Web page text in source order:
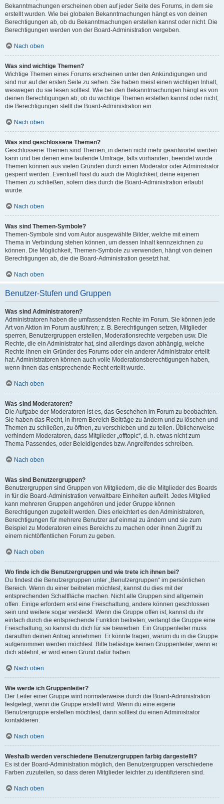
Bekanntmachungen erscheinen oben auf jeder Seite des Forums, in dem sie
erstellt wurden. Wie bei globalen Bekanntmachungen hängt es von deinen
Berechtigungen ab, ob du Bekanntmachungen erstellen kannst oder nicht. Die
Berechtigungen werden von der Board-Administration vergeben.
Nach oben
Was sind wichtige Themen?
Wichtige Themen eines Forums erscheinen unter den Ankündigungen und
sind nur auf der ersten Seite zu sehen. Sie haben meist einen wichtigen Inhalt,
weswegen du sie lesen solltest. Wie bei den Bekanntmachungen hängt es von
deinen Berechtigungen ab, ob du wichtige Themen erstellen kannst oder nicht;
die Berechtigungen stellt die Board-Administration ein.
Nach oben
Was sind geschlossene Themen?
Geschlossene Themen sind Themen, in denen nicht mehr geantwortet werden
kann und bei denen eine laufende Umfrage, falls vorhanden, beendet wurde.
Themen können aus vielen Gründen durch einen Moderator oder Administrator
gesperrt werden. Eventuell hast du auch die Möglichkeit, deine eigenen
Themen zu schließen, sofern dies durch die Board-Administration erlaubt
wurde.
Nach oben
Was sind Themen-Symbole?
Themen-Symbole sind vom Autor ausgewählte Bilder, welche mit einem
Thema in Verbindung stehen können, um dessen Inhalt kennzeichnen zu
können. Die Möglichkeit, Themen-Symbole zu verwenden, hängt von deinen
Berechtigungen ab, die die Board-Administration gesetzt hat.
Nach oben
Benutzer-Stufen und Gruppen
Was sind Administratoren?
Administratoren haben die umfassendsten Rechte im Forum. Sie können jede
Art von Aktion im Forum ausführen; z. B. Berechtigungen setzen, Mitglieder
sperren, Benutzergruppen erstellen, Moderationsrechte vergeben usw. Die
Rechte, die ein Administrator hat, sind allerdings davon abhängig, welche
Rechte ihnen ein Gründer des Forums oder ein anderer Administrator erteilt
hat. Administratoren können auch volle Moderationsberechtigungen haben,
wenn ihnen das entsprechende Recht erteilt wurde.
Nach oben
Was sind Moderatoren?
Die Aufgabe der Moderatoren ist es, das Geschehen im Forum zu beobachten.
Sie haben das Recht, in ihrem Bereich Beiträge zu ändern und zu löschen und
Themen zu schließen, zu öffnen, zu verschieben und zu teilen. Üblicherweise
verhindern Moderatoren, dass Mitglieder „offtopic“, d. h. etwas nicht zum
Thema Passendes, oder Beleidigendes bzw. Angreifendes schreiben.
Nach oben
Was sind Benutzergruppen?
Benutzergruppen sind Gruppen von Mitgliedern, die die Mitglieder des Boards
in für die Board-Administration verwaltbare Einheiten aufteilt. Jedes Mitglied
kann mehreren Gruppen angehören und jeder Gruppe können
Berechtigungen zugeteilt werden. Dies erleichtert es den Administratoren,
Berechtigungen für mehrere Benutzer auf einmal zu ändern und sie zum
Beispiel zu Moderatoren eines Bereichs zu machen oder ihnen Zugriff zu
einem nichtöffentlichen Forum zu geben.
Nach oben
Wo finde ich die Benutzergruppen und wie trete ich ihnen bei?
Du findest die Benutzergruppen unter „Benutzergruppen“ im persönlichen
Bereich. Wenn du einer beitreten möchtest, kannst du dies mit der
entsprechenden Schaltfläche machen. Nicht alle Gruppen sind allgemein
offen. Einige erfordern erst eine Freischaltung, andere können geschlossen
sein und weitere sogar versteckt. Wenn die Gruppe offen ist, kannst du ihr
einfach durch die entsprechende Funktion beitreten; verlangt die Gruppe eine
Freischaltung, so kannst du dich für sie bewerben. Ein Gruppenleiter muss
daraufhin deinen Antrag annehmen. Er könnte fragen, warum du in die Gruppe
aufgenommen werden möchtest. Bitte belästige keinen Gruppenleiter, wenn er
dich ablehnt, er wird einen Grund dafür haben.
Nach oben
Wie werde ich Gruppenleiter?
Der Leiter einer Gruppe wird normalerweise durch die Board-Administration
festgelegt, wenn die Gruppe erstellt wird. Wenn du eine eigene
Benutzergruppe erstellen möchtest, dann solltest du einen Administrator
kontaktieren.
Nach oben
Weshalb werden verschiedene Benutzergruppen farbig dargestellt?
Es ist der Board-Administration möglich, den Benutzergruppen verschiedene
Farben zuzuteilen, so dass deren Mitglieder leichter zu identifizieren sind.
Nach oben